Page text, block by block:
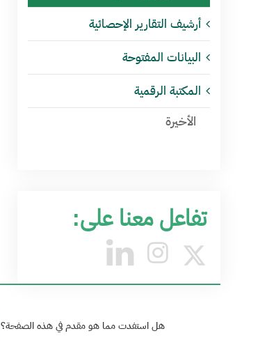
أرشيف التقارير الإحصائية
البيانات المفتوحة
المكتبة الرقمية
الأخيرة
تفاعل معنا على:
هل استفدت مما هو مقدم في هذه الصفحة؟